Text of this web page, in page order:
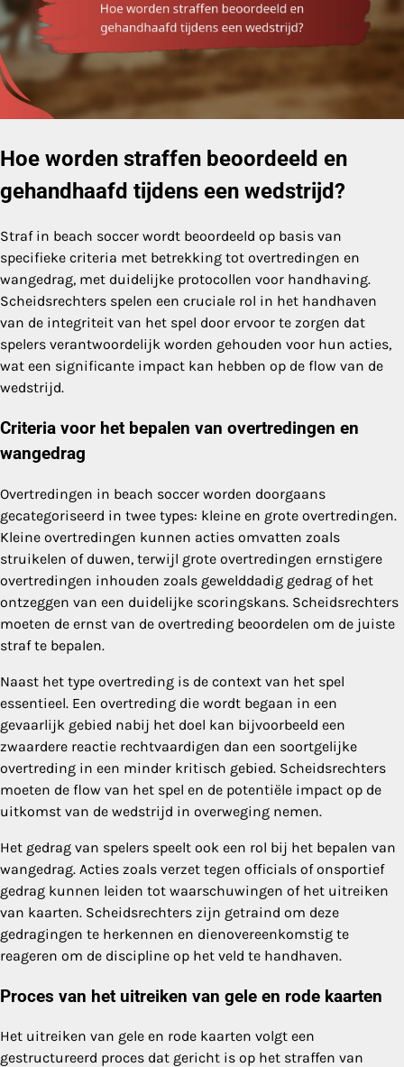
Hoe worden straffen beoordeeld en
gehandhaafd tijdens een wedstrijd?
Straf in beach soccer wordt beoordeeld op basis van
specifieke criteria met betrekking tot overtredingen en
wangedrag, met duidelijke protocollen voor handhaving.
Scheidsrechters spelen een cruciale rol in het handhaven
van de integriteit van het spel door ervoor te zorgen dat
spelers verantwoordelijk worden gehouden voor hun acties,
wat een significante impact kan hebben op de flow van de
wedstrijd.
Criteria voor het bepalen van overtredingen en
wangedrag
Overtredingen in beach soccer worden doorgaans
gecategoriseerd in twee types: kleine en grote overtredingen.
Kleine overtredingen kunnen acties omvatten zoals
struikelen of duwen, terwijl grote overtredingen ernstigere
overtredingen inhouden zoals gewelddadig gedrag of het
ontzeggen van een duidelijke scoringskans. Scheidsrechters
moeten de ernst van de overtreding beoordelen om de juiste
straf te bepalen.
Naast het type overtreding is de context van het spel
essentieel. Een overtreding die wordt begaan in een
gevaarlijk gebied nabij het doel kan bijvoorbeeld een
zwaardere reactie rechtvaardigen dan een soortgelijke
overtreding in een minder kritisch gebied. Scheidsrechters
moeten de flow van het spel en de potentiële impact op de
uitkomst van de wedstrijd in overweging nemen.
Het gedrag van spelers speelt ook een rol bij het bepalen van
wangedrag. Acties zoals verzet tegen officials of onsportief
gedrag kunnen leiden tot waarschuwingen of het uitreiken
van kaarten. Scheidsrechters zijn getraind om deze
gedragingen te herkennen en dienovereenkomstig te
reageren om de discipline op het veld te handhaven.
Proces van het uitreiken van gele en rode kaarten
Het uitreiken van gele en rode kaarten volgt een
gestructureerd proces dat gericht is op het straffen van